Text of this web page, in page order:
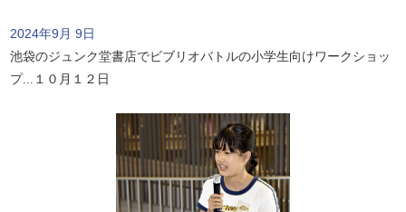
2024年9月 9日
池袋のジュンク堂書店でビブリオバトルの小学生向けワークショッ
プ...１０月１２日